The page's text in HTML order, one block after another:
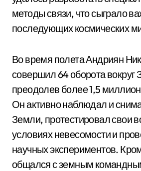
методы связи, что сыграло
последующих космических
Во время полета Андриян
совершил 64 оборота вокруг
преодолев более 1,5
Он активно наблюдал и
Земли, протестировал свои
условиях невесомости и
научных экспериментов.
общался с земным